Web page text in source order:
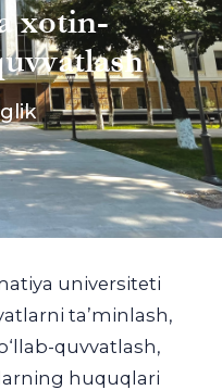
xotin-
universiteti
ta’minlash,
quvvatlash,
huquqlari